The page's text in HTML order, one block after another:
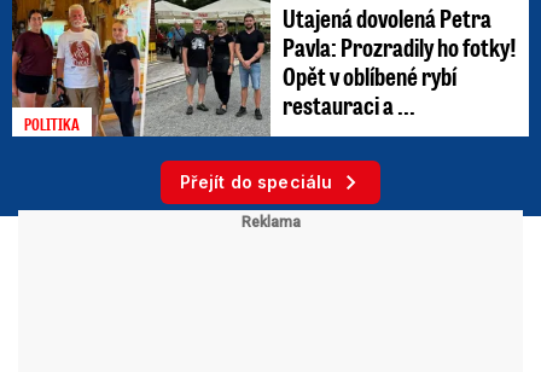
POLITIKA
Utajená dovolená Petra
Pavla: Prozradily ho fotky!
Opět v oblíbené rybí
restauraci a ...
Přejít do speciálu